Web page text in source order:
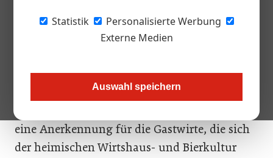
Statistik
Personalisierte Werbung
Externe Medien
Auswahl speichern
In einer Zeit, in der die heimischen
Gastrobetriebe mit Inflation, hohen
kommt den Auszeichnungen der
„Wirtshausführer Bierwirte 2024“ eine
eine Anerkennung für die Gastwirte, die sich
der heimischen Wirtshaus- und Bierkultur